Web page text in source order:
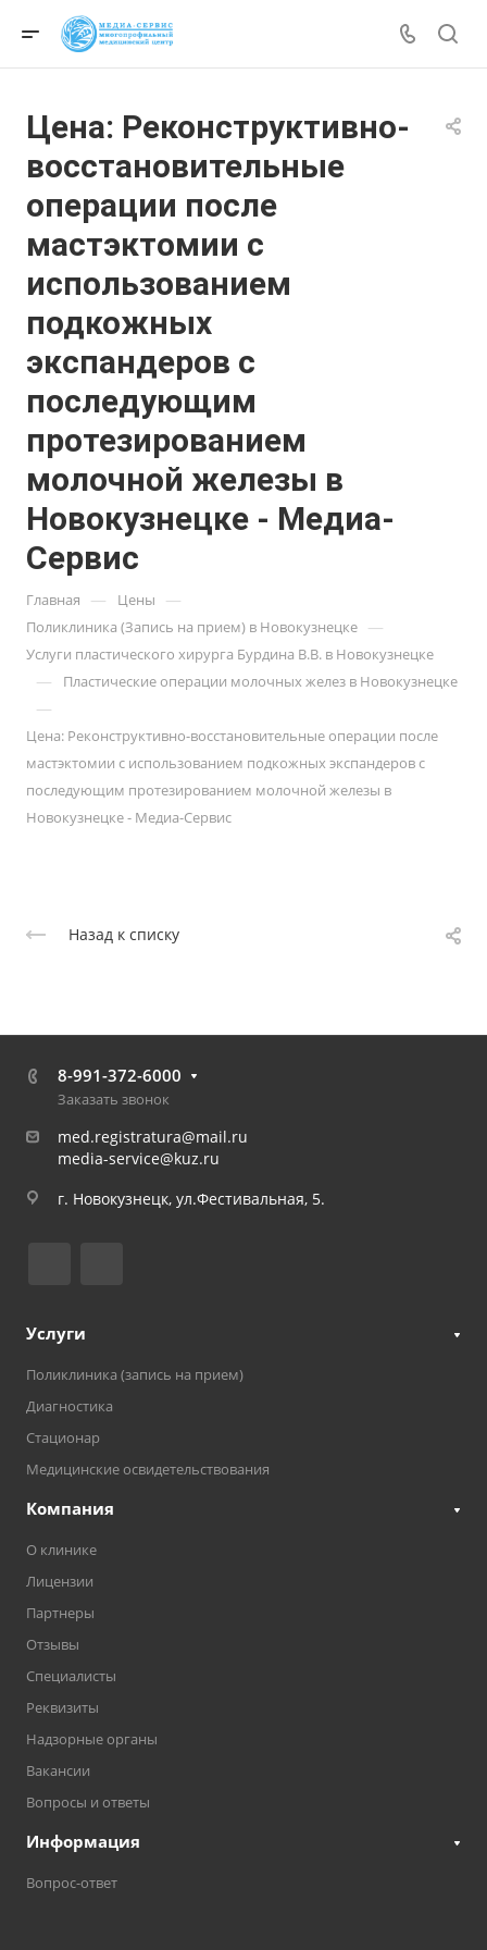
Цена: Реконструктивно-
восстановительные
операции после
мастэктомии с
использованием
подкожных
экспандеров с
последующим
протезированием
молочной железы в
Новокузнецке - Медиа-
Сервис
Главная — Цены —
Поликлиника (Запись на прием) в Новокузнецке —
Услуги пластического хирурга Бурдина В.В. в Новокузнецке
— Пластические операции молочных желез в Новокузнецке
—
Цена: Реконструктивно-восстановительные операции после
мастэктомии с использованием подкожных экспандеров с
последующим протезированием молочной железы в
Новокузнецке - Медиа-Сервис
Назад к списку
8-991-372-6000
Заказать звонок
med.registratura@mail.ru
media-service@kuz.ru
г. Новокузнецк, ул.Фестивальная, 5.
Услуги
Поликлиника (запись на прием)
Диагностика
Стационар
Медицинские освидетельствования
Компания
О клинике
Лицензии
Партнеры
Отзывы
Специалисты
Реквизиты
Надзорные органы
Вакансии
Вопросы и ответы
Информация
Вопрос-ответ